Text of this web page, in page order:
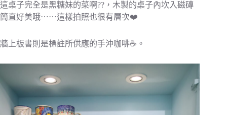
這桌子完全是黑糖妹的菜啊??，木製的桌子內坎入磁磚
簡直好美哦⋯⋯這樣拍照也很有層次❤️
牆上板書則是標註所供應的手沖咖啡☕️。